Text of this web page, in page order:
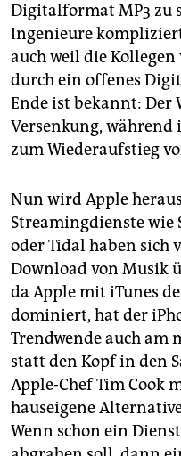
Digitalformat MP3 zu
Ingenieure
auch weil die
durch ein offenes
Ende ist bekannt: Der
Versenkung, während
zum Wiederaufstieg
Nun wird Apple
Streamingdienste wie
oder Tidal haben sich
Download von Musik
da Apple mit iTunes
dominiert, hat der
Trendwende auch am
statt den Kopf in den
Apple-Chef Tim Cook
hauseigene
Wenn schon ein